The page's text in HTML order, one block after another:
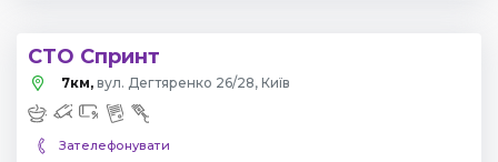
СТО Спринт
7км, вул. Дегтяренко 26/28, Київ
Зателефонувати